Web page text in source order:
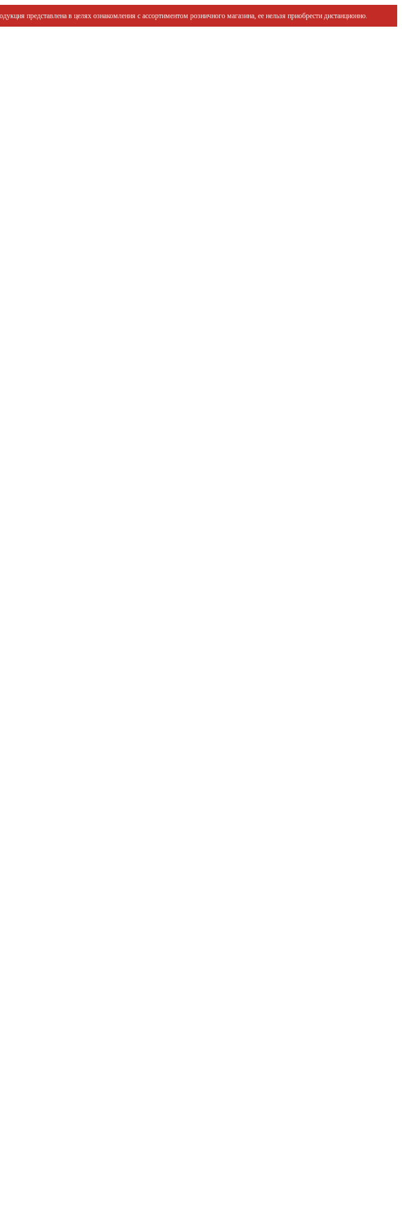
представлена в целях ознакомления с ассортиментом розничного магазина, ее нельзя приобрести дистанционно.